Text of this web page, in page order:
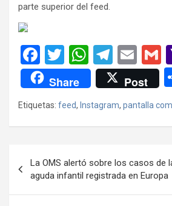
parte superior del feed.
F
a
ce
b
o
k
T
wi
tt
er
W
h
at
s
A
p
T
el
e
gr
a
E
m
ail
Share Post
Etiquetas: feed, Instagram, pantalla
de
entradas
La OMS alertó sobre los casos de
aguda infantil registrada en Europa